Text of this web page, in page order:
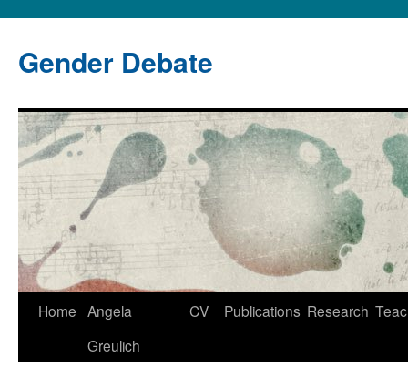
Gender Debate
Home Angela
Greulich
CV Publications Research